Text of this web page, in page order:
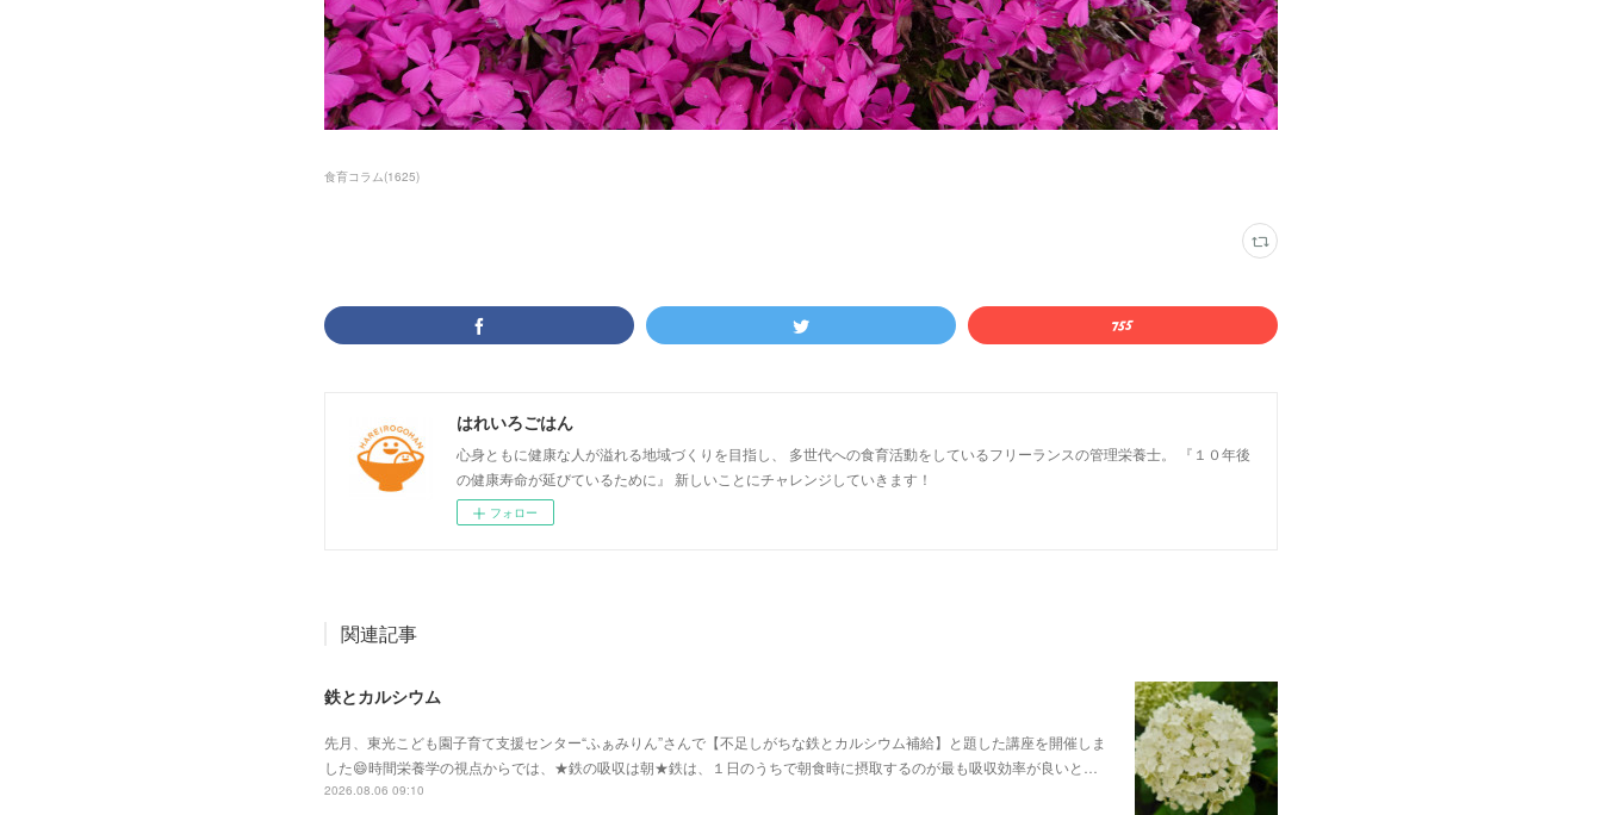
食育コラム(1625)
はれいろごはん
心身ともに健康な人が溢れる地域づくりを目指し、 多世代への食育活動をしているフリーランスの管理栄養士。 『１０年後
の健康寿命が延びているために』 新しいことにチャレンジしていきます！
フォロー
関連記事
鉄とカルシウム
先月、東光こども園子育て支援センター“ふぁみりん”さんで【不足しがちな鉄とカルシウム補給】と題した講座を開催しま
した😄時間栄養学の視点からでは、★鉄の吸収は朝★​鉄は、１日のうちで朝食時に摂取するのが最も吸収効率が良いと…
2026.08.06 09:10